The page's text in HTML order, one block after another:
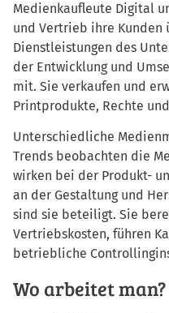
Medienkaufleute Digital
und Vertrieb ihre
Dienstleistungen des
der Entwicklung und
mit. Sie verkaufen und
Printprodukte, Rechte
Unterschiedliche
Trends beobachten die
wirken bei der Produkt-
an der Gestaltung und
sind sie beteiligt. Sie
Vertriebskosten, führen
betriebliche
Wo arbeitet man?